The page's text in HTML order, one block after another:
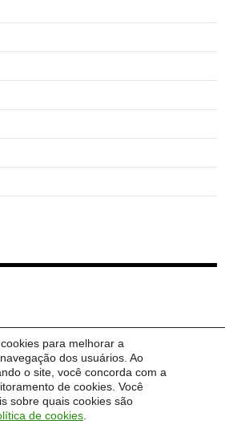
para melhorar a
dos usuários. Ao
o site, você concorda com a
de cookies. Você
sobre quais cookies são
de cookies